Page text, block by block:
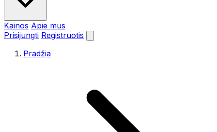
Kainos Apie mus
Prisijungti Registruotis
Pradžia